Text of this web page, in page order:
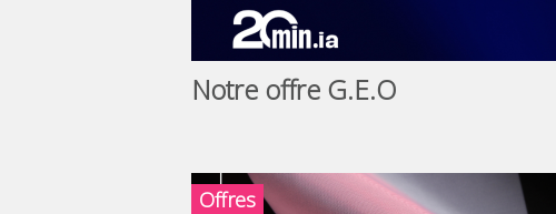
Notre offre G.E.O
Offres